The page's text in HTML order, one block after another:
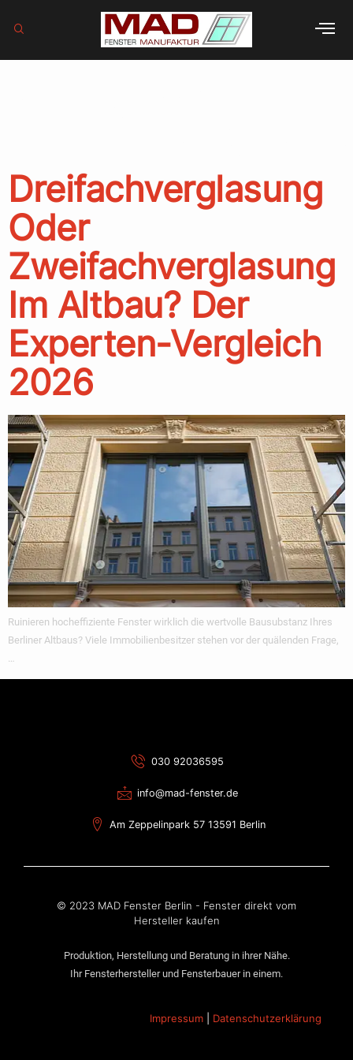
Dreifachverglasung
Oder
Zweifachverglasung
Im Altbau? Der
Experten-Vergleich
2026
Ruinieren hocheffiziente Fenster wirklich die wertvolle Bausubstanz Ihres
Berliner Altbaus? Viele Immobilienbesitzer stehen vor der quälenden Frage,
…
030 92036595
info@mad-fenster.de
Am Zeppelinpark 57 13591 Berlin
© 2023 MAD Fenster Berlin - Fenster direkt vom
Hersteller kaufen
Produktion, Herstellung und Beratung in ihrer Nähe.
Ihr Fensterhersteller und Fensterbauer in einem.
Impressum Datenschutzerklärung